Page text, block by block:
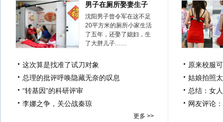
男子在厕所娶妻生子
沈阳男子曾令军在这不足
20平方米的厕所小家生活
了五年，还娶了媳妇，生
了大胖儿子……
这次算是找准了试刀对象
总理的批评呼唤隐藏无奈的叹息
“转基因”的科研评审
李娜之争，关公战秦琼
更多 >>
原来校服
姑娘拍照
总结：女
网友评论